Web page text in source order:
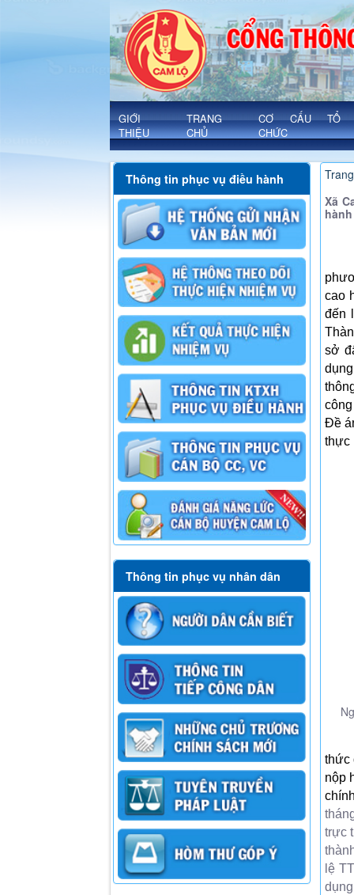
Chi tiết - Xã Cam Lộ
'
GIỚI
THIỆU
TRANG
CHỦ
CƠ CẤU TỔ
CHỨC
Thông tin phục vụ điều hành
Thông tin phục vụ nhân dân
Xã
cao
đến
sở
Đề
thực
thức
nộp
trực
lệ